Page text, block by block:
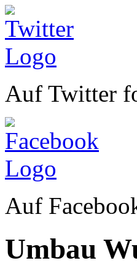
Auf Twitter
Auf
Umbau